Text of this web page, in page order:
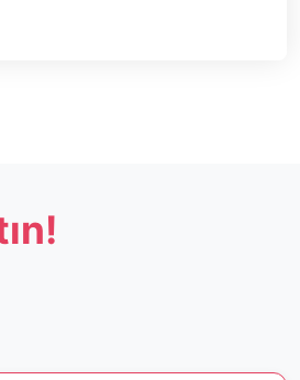
aktif olduğu anlarda
fikirlerle dikkat çekin.